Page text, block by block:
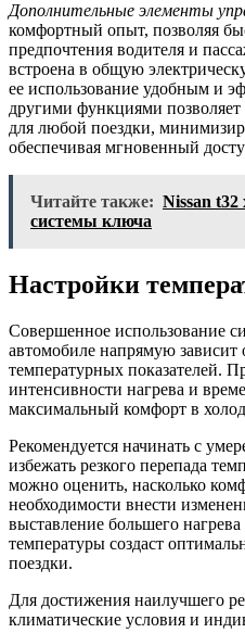
Дополнительные элементы
комфортный опыт, позволяя
предпочтения водителя и
встроена в общую
ее использование удобным и
другими функциями позволяет
для любой поездки,
обеспечивая мгновенный
Читайте также: Nissan t32
системы ключа
Настройки
Совершенное использование
автомобиле напрямую зависит
температурных показателей.
интенсивности нагрева и
максимальный комфорт в
Рекомендуется начинать с
избежать резкого перепада
можно оценить, насколько
необходимости внести
выставление большего
температуры создаст
поездки.
Для достижения наилучшего
климатические условия и